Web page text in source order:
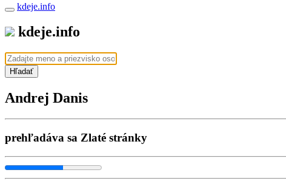
kdeje.info
kdeje.info
Hľadať
Andrej Danis
prehľadáva sa Zlaté stránky